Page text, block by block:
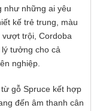
như những ai yêu
kế trẻ trung, màu
trội, Cordoba
tưởng cho cả
nghiệp.
gỗ Spruce kết hợp
đến âm thanh cân